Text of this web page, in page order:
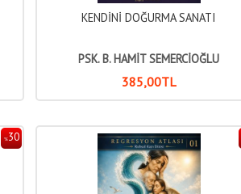
KENDİNİ DOĞURMA SANATI
PSK. B. HAMİT SEMERCİOĞLU
385,00TL
%30